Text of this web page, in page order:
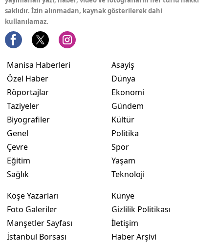
saklıdır. İzin alınmadan, kaynak gösterilerek dahi
kullanılamaz.
Manisa Haberleri
Özel Haber
Röportajlar
Taziyeler
Biyografiler
Genel
Çevre
Eğitim
Sağlık
Asayiş
Dünya
Ekonomi
Gündem
Kültür
Politika
Spor
Yaşam
Teknoloji
Köşe Yazarları
Foto Galeriler
Manşetler Sayfası
İstanbul Borsası
Künye
Gizlilik Politikası
İletişim
Haber Arşivi